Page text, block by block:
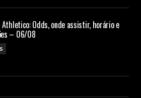
Odds, onde assistir, horário e
– 06/08